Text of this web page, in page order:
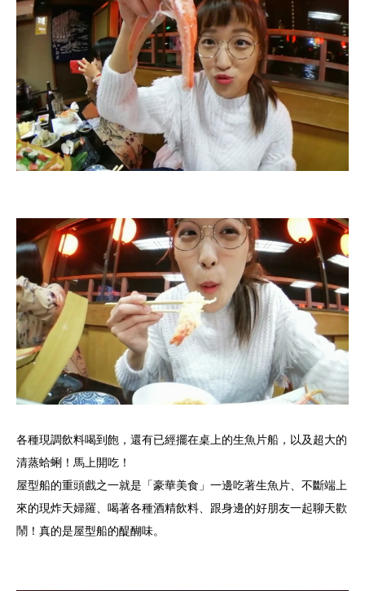
各種現調飲料喝到飽，還有已經擺在桌上的生魚片船，以及超大的
清蒸蛤蜊！馬上開吃！
屋型船的重頭戲之一就是「豪華美食」一邊吃著生魚片、不斷端上
來的現炸天婦羅、喝著各種酒精飲料、跟身邊的好朋友一起聊天歡
鬧！真的是屋型船的醍醐味。